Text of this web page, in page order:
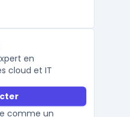
en
cloud et IT
comme un